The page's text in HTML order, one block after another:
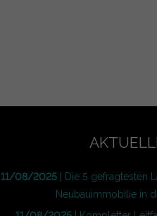
11/08/2025| Die 5 gefragtesten
Neubauimmobilie in